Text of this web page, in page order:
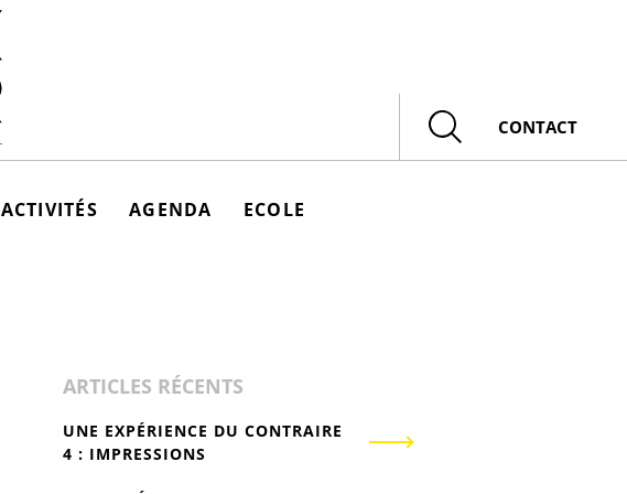
Rechercher
CONTACT
ACTIVITÉS AGENDA ECOLE
ARTICLES RÉCENTS
UNE EXPÉRIENCE DU CONTRAIRE
4 : IMPRESSIONS